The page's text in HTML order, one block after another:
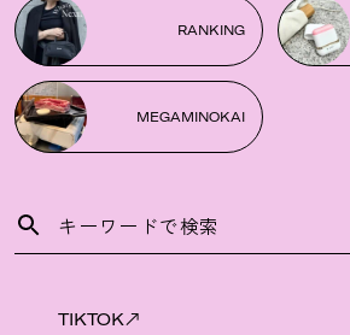
RANKING
MEGAMINOKAI
TIKTOK